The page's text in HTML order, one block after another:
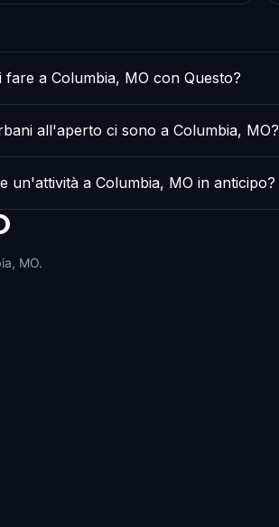
fare a Columbia, MO con Questo?
all'aperto ci sono a Columbia, MO?
un'attività a Columbia, MO in anticipo?
MO.